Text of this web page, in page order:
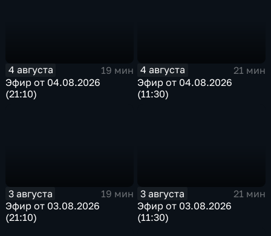
4 августа
19 мин
Эфир от 04.08.2026
(21:10)
4 августа
21 мин
Эфир от 04.08.2026
(11:30)
3 августа
19 мин
Эфир от 03.08.2026
(21:10)
3 августа
21 мин
Эфир от 03.08.2026
(11:30)